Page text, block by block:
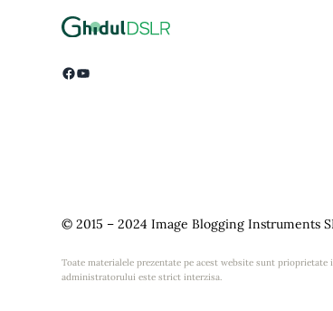
Facebook YouTube
© 2015 – 2024 Image Blogging Instruments
Toate materialele prezentate pe acest website sunt
administratorului este strict interzisa.